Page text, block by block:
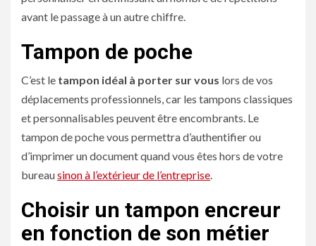
avant le passage à un autre chiffre.
Tampon de poche
C’est le tampon idéal à porter sur vous lors de vos
déplacements professionnels, car les tampons classiques
et personnalisables peuvent être encombrants. Le
tampon de poche vous permettra d’authentifier ou
d’imprimer un document quand vous êtes hors de votre
bureausinon à l’extérieur de l’entreprise.
Choisir un tampon encreur
en fonction de son métier